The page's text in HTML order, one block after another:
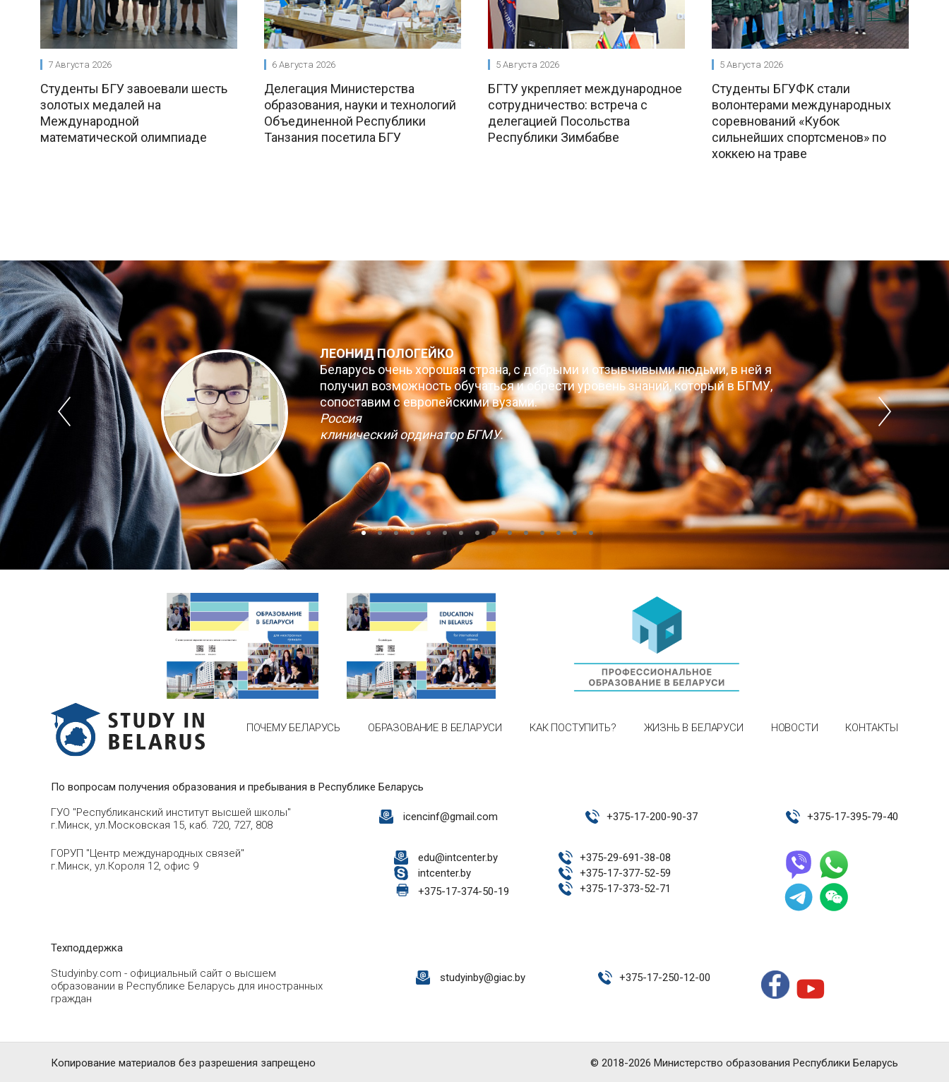
7 Августа 2026
Студенты БГУ завоевали шесть
золотых медалей на
Международной
математической олимпиаде
6 Августа 2026
Делегация Министерства
образования, науки и технологий
Объединенной Республики
Танзания посетила БГУ
5 Августа 2026
БГТУ укрепляет международное
сотрудничество: встреча с
делегацией Посольства
Республики Зимбабве
5 Августа 2026
Студенты БГУФК стали
волонтерами международных
соревнований «Кубок
сильнейших спортсменов» по
хоккею на траве
ЛЕОНИД ПОЛОГЕЙКО
Беларусь очень хорошая страна, с добрыми и отзывчивыми людьми, в ней я
получил возможность обучаться и обрести уровень знаний, который в БГМУ,
сопоставим с европейскими вузами.
Россия
клинический ординатор БГМУ.
ПОЧЕМУ БЕЛАРУСЬ ОБРАЗОВАНИЕ В БЕЛАРУСИ КАК ПОСТУПИТЬ? ЖИЗНЬ В БЕЛАРУСИ НОВОСТИ КОНТАКТЫ
По вопросам получения образования и пребывания в Республике Беларусь
ГУО "Республиканский институт высшей школы"
г.Минск, ул.Московская 15, каб. 720, 727, 808
icencinf@gmail.com +375-17-200-90-37 +375-17-395-79-40
ГОРУП "Центр международных связей"
г.Минск, ул.Короля 12, офис 9
edu@intcenter.by
intcenter.by
+375-17-374-50-19
+375-29-691-38-08
+375-17-377-52-59
+375-17-373-52-71
Техподдержка
Studyinby.com - официальный сайт о высшем
образовании в Республике Беларусь для иностранных
граждан
studyinby@giac.by +375-17-250-12-00
Копирование материалов без разрешения запрещено © 2018-2026 Министерство образования Республики Беларусь